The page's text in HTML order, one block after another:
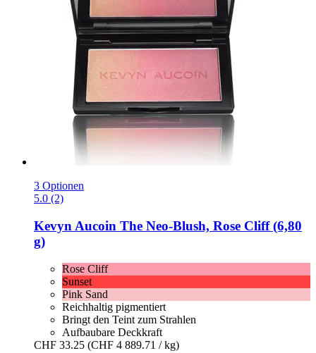
3 Optionen
5.0 (2)
Kevyn Aucoin The Neo-​Blush, Rose Cliff (6,80
g)
Rose Cliff
Sunset
Pink Sand
Reichhaltig pigmentiert
Bringt den Teint zum Strahlen
Aufbaubare Deckkraft
CHF 33.25 (CHF 4 889.71 / kg)